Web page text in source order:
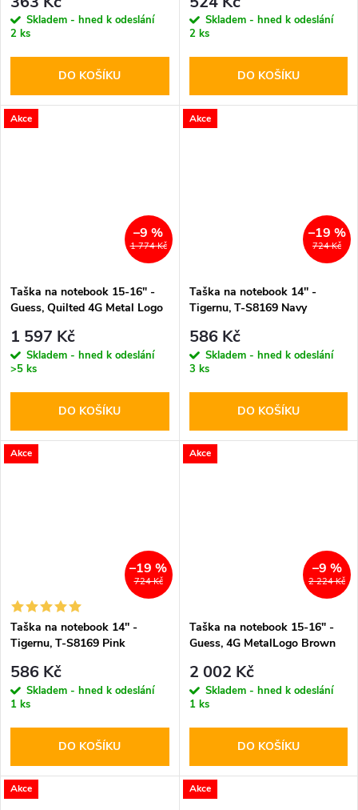
Skladem - hned k odeslání
2 ks
DO KOŠÍKU
Skladem - hned k odeslání
2 ks
DO KOŠÍKU
Akce
1 774 Kč
–9 %
Taška na notebook 15-16" -
Guess, Quilted 4G Metal Logo
1 597 Kč
Skladem - hned k odeslání
>5 ks
DO KOŠÍKU
Akce
724 Kč
–19 %
Taška na notebook 14'' -
Tigernu, T-S8169 Navy
586 Kč
Skladem - hned k odeslání
3 ks
DO KOŠÍKU
Akce
724 Kč
–19 %
Taška na notebook 14'' -
Tigernu, T-S8169 Pink
586 Kč
Skladem - hned k odeslání
1 ks
DO KOŠÍKU
Akce
2 224 Kč
–9 %
Taška na notebook 15-16" -
Guess, 4G MetalLogo Brown
2 002 Kč
Skladem - hned k odeslání
1 ks
DO KOŠÍKU
Akce Akce